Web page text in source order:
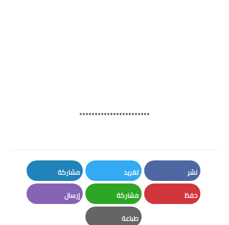
***********************
نشر
Facebook
تغريد
Twitter
مشاركة
LinkedIn
حفظ مشاركة
Whatsapp
إرسال
طباعة